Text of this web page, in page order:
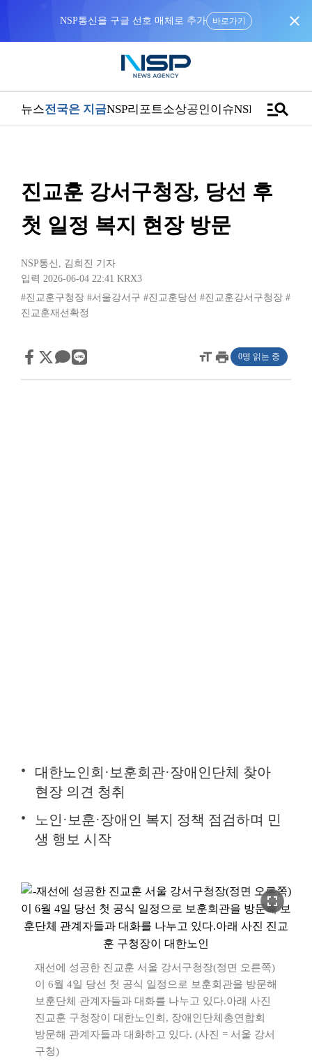
NSP통신을 구글 선호 매체로 추가 바로가기 close
뉴스전국은 지금NSP리포트소상공인이슈NSPTVmanage_search
진교훈 강서구청장, 당선 후
첫 일정 복지 현장 방문
NSP통신 , 김희진 기자
입력 2026-06-04 22:41 KRX3
#진교훈구청장 #서울강서구 #진교훈당선 #진교훈강서구청장 #
진교훈재선확정
format_sizeprint 0명 읽는 중
대한노인회·보훈회관·장애인단체 찾아
현장 의견 청취
노인·보훈·장애인 복지 정책 점검하며 민
생 행보 시작
fullscreen
재선에 성공한 진교훈 서울 강서구청장(정면 오른쪽)
이 6월 4일 당선 첫 공식 일정으로 보훈회관을 방문해
보훈단체 관계자들과 대화를 나누고 있다.아래 사진
진교훈 구청장이 대한노인회, 장애인단체총연합회
방문해 관계자들과 대화하고 있다. (사진 = 서울 강서
구청)